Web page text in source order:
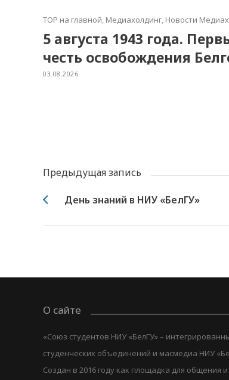
TOP на главной, Медиахолдинг, Новости
5 августа 1943 года.
честь освобождения
03.08.2026
Предыдущая запись
День знаний в НИУ «БелГУ»
О сайте
«Союз студентов НИУ «БелГУ» –
студенческих объединений и масмедиа НИУ
Создан в 2016 году как площадка для общения и